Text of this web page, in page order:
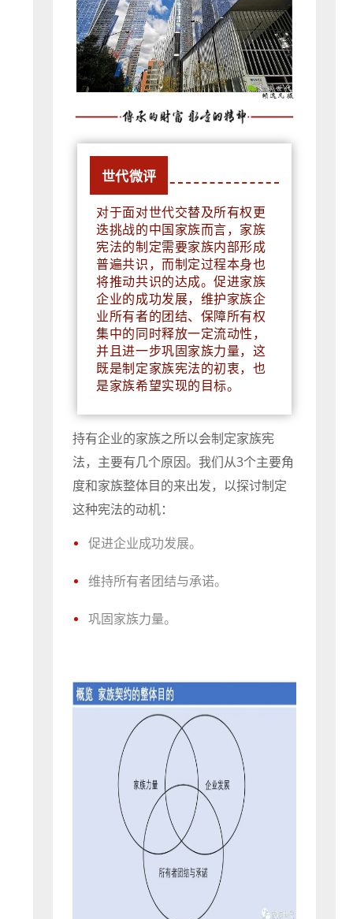
世代微评
对于面对世代交替及所有权更
迭挑战的中国家族而言，家族
宪法的制定需要家族内部形成
普遍共识，而制定过程本身也
将推动共识的达成。促进家族
企业的成功发展，维护家族企
业所有者的团结、保障所有权
集中的同时释放一定流动性，
并且进一步巩固家族力量，这
既是制定家族宪法的初衷，也
是家族希望实现的目标。
持有企业的家族之所以会制定家族宪
法，主要有几个原因。我们从3个主要角
度和家族整体目的来出发，以探讨制定
这种宪法的动机：
促进企业成功发展。
维持所有者团结与承诺。
巩固家族力量。